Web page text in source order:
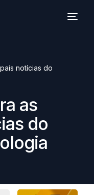
notícias do
as
do